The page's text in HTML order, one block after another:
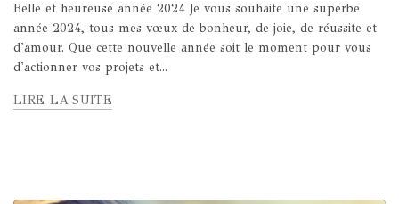
Belle et heureuse année 2024 Je vous souhaite une superbe
année 2024, tous mes vœux de bonheur, de joie, de réussite et
d'amour. Que cette nouvelle année soit le moment pour vous
d'actionner vos projets et...
LIRE LA SUITE